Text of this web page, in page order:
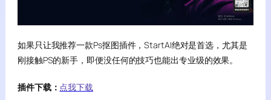
如果只让我推荐一款Ps抠图插件，StartAI绝对是首选，尤其是
刚接触PS的新手，即便没任何的技巧也能出专业级的效果。
插件下载： 点我下载